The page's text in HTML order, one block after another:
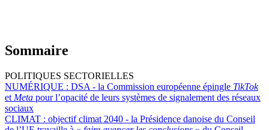
Sommaire
POLITIQUES SECTORIELLES
NUMÉRIQUE : DSA - la Commission européenne épingle TikTok
et Meta pour l’opacité de leurs systèmes de signalement des réseaux
sociaux
CLIMAT : objectif climat 2040 - la Présidence danoise du Conseil